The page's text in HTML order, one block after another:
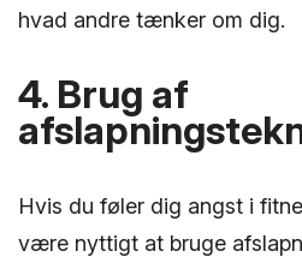
hvad andre tænker om dig.
4. Brug af
Hvis du føler dig angst i
være nyttigt at bruge